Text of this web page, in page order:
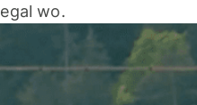
egal wo.